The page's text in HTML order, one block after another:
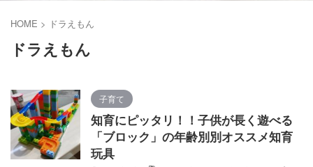
HOME > ドラえもん
ドラえもん
子育て
知育にピッタリ！！子供が長く遊べる
「ブロック」の年齢別別オススメ知育
玩具